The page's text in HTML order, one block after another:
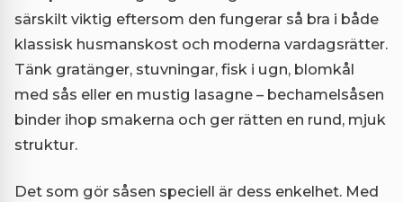
särskilt viktig eftersom den fungerar så bra i både
klassisk husmanskost och moderna vardagsrätter.
Tänk gratänger, stuvningar, fisk i ugn, blomkål
med sås eller en mustig lasagne – bechamelsåsen
binder ihop smakerna och ger rätten en rund, mjuk
struktur.
Det som gör såsen speciell är dess enkelhet. Med